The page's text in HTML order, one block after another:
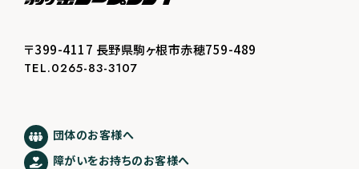
〒399-4117 長野県駒ヶ根市赤穂759-489
TEL.0265-83-3107
団体のお客様へ
障がいをお持ちのお客様へ